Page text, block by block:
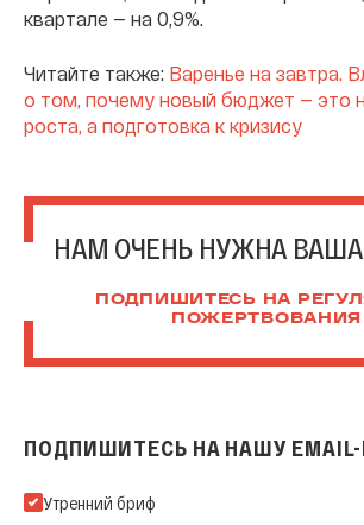
квартале — на 0,9%.
Читайте также: Варенье на завтра.
о том, почему новый бюджет — это
роста, а подготовка к кризису
НАМ ОЧЕНЬ НУЖНА
ПОДПИШИТЕСЬ НА
ПОЖЕРТВОВАНИЯ
ПОДПИШИТЕСЬ НА НАШУ
Подпишитесь на нашу Email-рассылку
Утренний бриф